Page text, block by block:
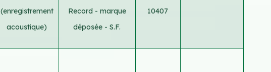
(enregistrement
acoustique)
Record - marque
déposée - S.F.
10407